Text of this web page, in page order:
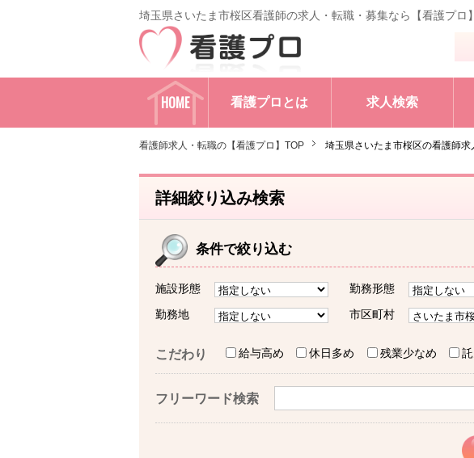
埼玉県さいたま市桜区看護師の求人・転職・募集なら【看護プ
HOME 看護プロとは 求人検索
看護師求人・転職の【看護プロ】TOP 埼玉県さいたま市桜区の看護師求
詳細絞り込み検索
条件で絞り込む
施設形態 勤務形態
勤務地
市区町村
こだわり 給与高め 休日多め 残業少なめ
フリーワード検索